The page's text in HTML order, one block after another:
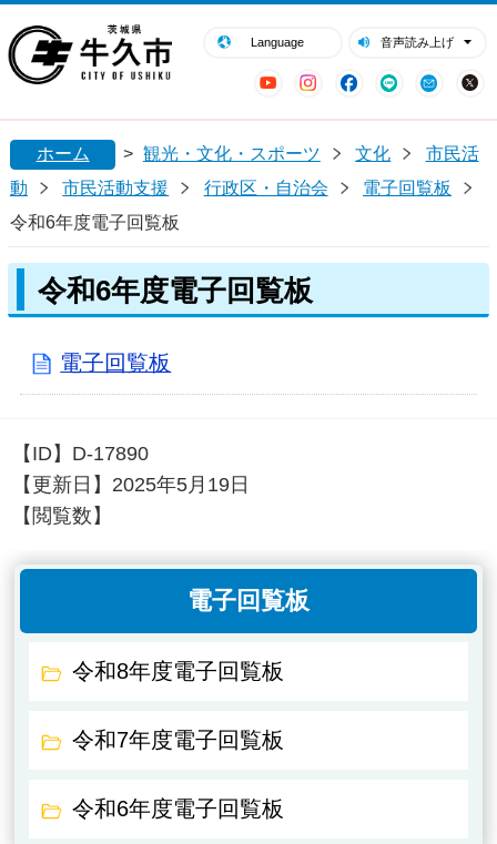
Language 音声読み上げ
YouTubeInstagram
Facebook
LINE Mail
閉じる
ホーム > 観光・文化・スポーツ 文化
市民活
動
市民活動支援 行政区・自治会
電子回覧板
令和6年度電子回覧板
令和6年度電子回覧板
電子回覧板
【ID】 D-17890
【更新日】 2025年5月19日
【閲覧数】
電子回覧板
令和8年度電子回覧板
令和7年度電子回覧板
令和6年度電子回覧板